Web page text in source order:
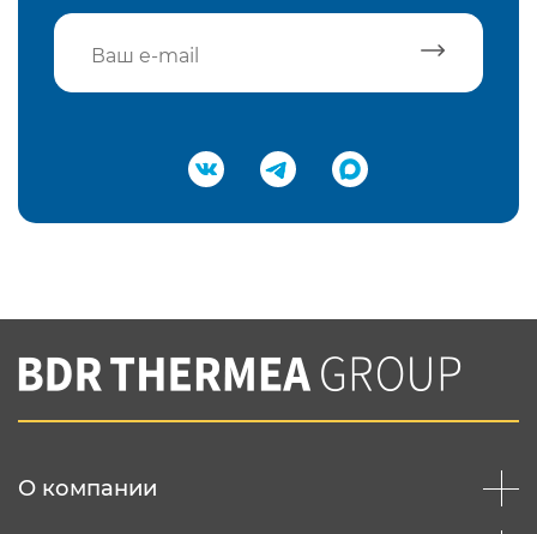
Подтвердить e-mail
Вы соглашаетесь с нашей политикой
конфеденциальности
О компании